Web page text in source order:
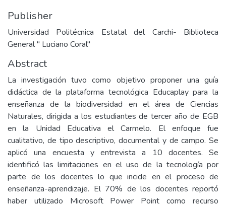
Publisher
Universidad Politécnica Estatal del Carchi- Biblioteca
General " Luciano Coral"
Abstract
La investigación tuvo como objetivo proponer una guía
didáctica de la plataforma tecnológica Educaplay para la
enseñanza de la biodiversidad en el área de Ciencias
Naturales, dirigida a los estudiantes de tercer año de EGB
en la Unidad Educativa el Carmelo. El enfoque fue
cualitativo, de tipo descriptivo, documental y de campo. Se
aplicó una encuesta y entrevista a 10 docentes. Se
identificó las limitaciones en el uso de la tecnología por
parte de los docentes lo que incide en el proceso de
enseñanza-aprendizaje. El 70% de los docentes reportó
haber utilizado Microsoft Power Point como recurso